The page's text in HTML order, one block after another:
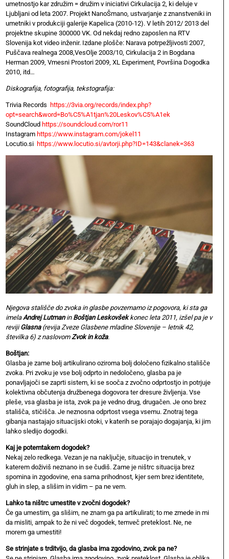
umetnostjo kar združim = družim v iniciativi Cirkulacija 2, ki deluje v
Ljubljani od leta 2007. Projekt NanoŠmano, ustvarjanje z znanstveniki in
umetniki v produkciji galerije Kapelica (2010-12). V letih 2012/ 2013 del
projektne skupine 300000 VK. Od nekdaj redno zaposlen na RTV
Slovenija kot video inženir. Izdane plošče: Narava potrpežljivosti 2007,
Puščava realnega 2008,VesOlje 2003/10, Cirkulacija 2 in Bogdana
Herman 2009, Vmesni Prostori 2009, XL Experiment, Površina Dogodka
2010, itd…
Diskografija, fotografija, tekstografija:
Trivia Records https://3via.org/records/index.php?
opt=search&word=Bo%C5%A1tjan%20Leskov%C5%A1ek
SoundCloud https://soundcloud.com/ror11
Instagram https://www.instagram.com/jokel11
Locutio.si https://www.locutio.si/avtorji.php?ID=143&clanek=363
Njegova stališče do zvoka in glasbe povzemamo iz pogovora, ki sta ga
imelaAndrej Lutmanin Boštjan Leskovšekkonec leta 2011, izšel pa je v
revijiGlasna(revija Zveze Glasbene mladine Slovenije – letnik 42,
številka 6) z naslovom Zvok in koža.
Boštjan:
Glasba je zame bolj artikulirano oziroma bolj določeno fizikalno stališče
zvoka. Pri zvoku je vse bolj odprto in nedoločeno, glasba pa je
ponavljajoči se zaprti sistem, ki se sooča z zvočno odprtostjo in potrjuje
kolektivna občutenja družbenega dogovora ter dresure življenja. Vse
pleše, vsa glasba je ista, zvok pa je vedno drug, drugačen. Je ono brez
stališča, stičišča. Je neznosna odprtost vsega vsemu. Znotraj tega
gibanja nastajajo situacijski otoki, v katerih se porajajo dogajanja, ki jim
lahko sledijo dogodki.
Kaj je potemtakem dogodek?
Nekaj zelo redkega. Vezan je na naključje, situacijo in trenutek, v
katerem doživiš neznano in se čudiš. Zame je ništrc situacija brez
spomina in zgodovine, ena sama prihodnost, kjer sem brez identitete,
gluh in slep, a slišim in vidim – pa ne vem.
Lahko ta ništrc umestite v zvočni dogodek?
Če ga umestim, ga slišim, ne znam ga pa artikulirati; to me zmede in mi
da misliti, ampak to že ni več dogodek, temveč preteklost. Ne, ne
morem ga umestiti!
Se strinjate s trditvijo, da glasba ima zgodovino, zvok pa ne?